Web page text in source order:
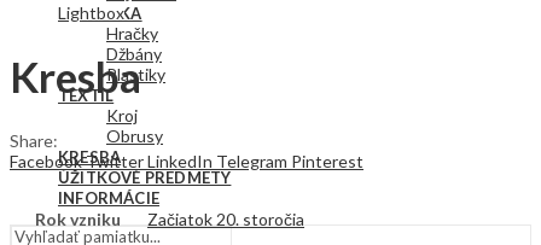
KERAMIKA
Hračky
Džbány
Plastiky
TEXTIL
Kroj
Obrusy
KRESBA
ÚŽITKOVÉ PREDMETY
INFORMÁCIE
Lightbox
Kresba
Share:
FacebookTwitterLinkedIn Telegram Pinterest
Rok vzniku Začiatok 20. storočia